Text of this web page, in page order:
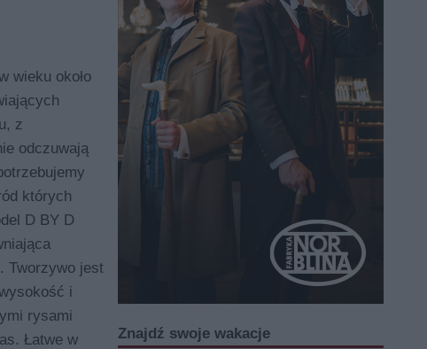
wieku około
z
odczuwają
których
D BY D
Tworzywo jest
i
rysami
Łatwe w
Znajdź swoje wakacje